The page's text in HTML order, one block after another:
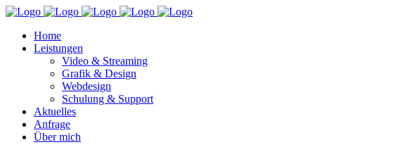
Home
Leistungen
Video & Streaming
Grafik & Design
Webdesign
Schulung & Support
Aktuelles
Anfrage
Über mich